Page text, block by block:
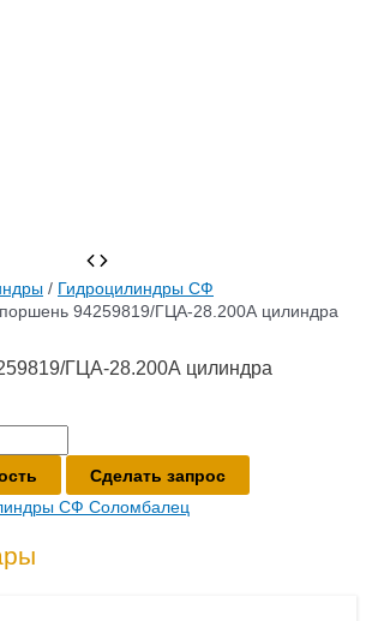
/ Гидроцилиндры СФ
94259819/ГЦА-28.200А цилиндра
ГЦА-28.200А цилиндра
Сделать запрос
СФ Соломбалец